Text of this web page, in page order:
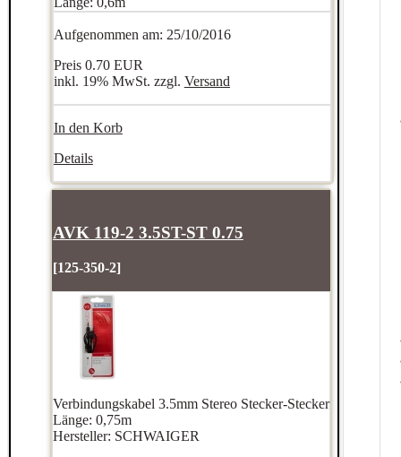
Aufgenommen am: 25/10/2016
Preis 0.70 EUR
inkl. 19% MwSt. zzgl. Versand
In den Korb
Details
AVK 119-2 3.5ST-ST 0.75
[125-350-2]
Verbindungskabel 3.5mm Stereo Stecker-Stecker
Länge: 0,75m
Hersteller: SCHWAIGER